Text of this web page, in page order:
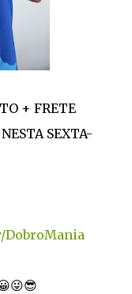
+ FRETE
SEXTA-